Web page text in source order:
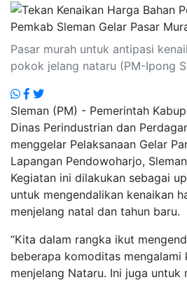
Pasar murah untuk antipasi
pokok jelang nataru (PM-Ipong
Sleman (PM) - Pemerintah
Dinas Perindustrian dan
menggelar Pelaksanaan Gelar
Lapangan Pendowoharjo,
Kegiatan ini dilakukan sebagai
untuk mengendalikan kenaikan
menjelang natal dan tahun baru.
“Kita dalam rangka ikut
beberapa komoditas mengalami
menjelang Nataru. Ini juga untuk